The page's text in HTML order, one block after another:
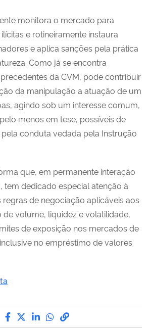
monitora o mercado para
e rotineiramente instaura
e aplica sanções pela prática
Como já se encontra
da CVM, pode contribuir
da manipulação a atuação de um
agindo sob um interesse comum,
menos em tese, possíveis de
conduta vedada pela Instrução
que, em permanente interação
tem dedicado especial atenção à
regras de negociação aplicáveis aos
volume, liquidez e volatilidade,
de exposição nos mercados de
no empréstimo de valores
Compartilhe por Facebook
Compartilhe por Twitter
Compartilhe por
Compartilhe por
link para Copiar